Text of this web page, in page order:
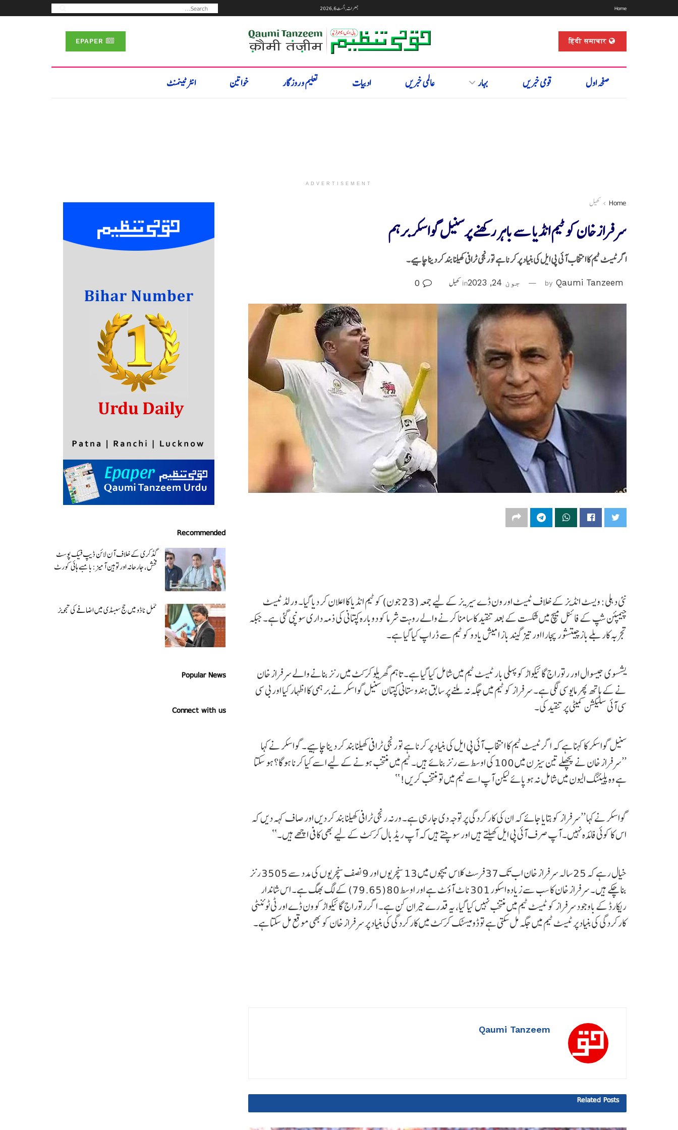
Home جمعرات, اگست 6, 2026
हिंदी समाचार
صفحہ اول قومی خبریں بہار عالمی خبریں ادبیات تعلیم و روزگار خواتین انٹرٹینمنٹ
ADVERTISEMENT
Home کھیل
سرفراز خان کو ٹیم انڈیا سے باہر رکھنے پر سنیل گواسکر برہم
اگر ٹیسٹ ٹیم کا انتخاب آئی پی ایل کی بنیاد پر کرنا ہے تو رنجی ٹرافی کھیلنا بند کر دینا چاہیے۔
by Qaumi Tanzeem جون 24, 2023 in کھیل
نئی دہلی: ویسٹ انڈیز کے خلاف ٹیسٹ اور ون ڈے سیریز کے لیے جمعہ (23 جون) کو ٹیم انڈیا کا اعلان کر دیا گیا۔ ورلڈ ٹیسٹ
چیمپئن شپ کے فائنل میچ میں شکست کے بعد تنقید کا سامنا کرنے والے روہت شرما کو دوبارہ کپتانی کی ذمہ داری سونپی گئی ہے۔ جبکہ
تجربہ کار بلے باز چیتشور پجارا اور تیز گیند باز امیش یادو کو ٹیم سے ڈراپ کیا گیا ہے۔
یشسوی جیسوال اور رتوراج گائیکواڑ کو پہلی بار ٹیسٹ ٹیم میں شامل کیا گیا ہے۔ تاہم گھریلو کرکٹ میں رنز بنانے والے سرفراز خان
نے کے ہاتھ پھر مایوسی لگی ہے۔ سرفراز کو ٹیم میں جگہ نہ ملنے پر سابق ہندوستانی کپتان سنیل گواسکر نے برہمی کا اظہار کیا اور بی سی
سی آئی سلیکشن کمیٹی پر تنقید کی۔
سنیل گواسکر کا کہنا ہے کہ اگر ٹیسٹ ٹیم کا انتخاب آئی پی ایل کی بنیاد پر کرنا ہے تو رنجی ٹرافی کھیلنا بند کر دینا چاہیے۔ گواسکر نے کہا
’’سرفراز خان نے پچھلے تین سیزن میں 100 کی اوسط سے رنز بنائے ہیں۔ ٹیم میں منتخب ہونے کے لیے اسے کیا کرنا ہوگا؟ ہو سکتا
ہے وہ پلیئنگ الیون میں شامل نہ ہو پائے لیکن آپ اسے ٹیم میں تو منتخب کریں!‘‘
گواسکر نے کہا ’’سرفراز کو بتایا جائے کہ ان کی کارکردگی پر توجہ دی جا رہی ہے۔ ورنہ رنجی ٹرافی کھیلنا بند کر دیں اور صاف کہہ دیں کہ
اس کا کوئی فائدہ نہیں۔ آپ صرف آئی پی ایل کھیلتے ہیں اور سوچتے ہیں کہ آپ ریڈ بال کرکٹ کے لیے بھی کافی اچھے ہیں۔‘‘
خیال رہے کہ 25 سالہ سرفراز خان اب تک 37 فرسٹ کلاس میچوں میں 13 سنچریوں اور 9 نصف سنچریوں کی مدد سے 3505 رنز
بنا چکے ہیں۔ سرفراز خان کا سب سے زیادہ اسکور 301 ناٹ آؤٹ ہے اور اوسط 80 (79.65) کے لگ بھگ ہے۔ اس شاندار
ریکارڈ کے باوجود سرفراز کو ٹیسٹ ٹیم میں منتخب نہیں کیا گیا، یہ قدرے حیران کن ہے۔ اگر رتوراج گائیکواڑ کو ون ڈے اور ٹی ٹوئنٹی
کارکردگی کی بنیاد پر ٹیسٹ ٹیم میں جگہ مل سکتی ہے تو ڈومیسٹک کرکٹ میں کارکردگی کی بنیاد پر سرفراز خان کو بھی موقع مل سکتا ہے۔
Qaumi Tanzeem
Related Posts
Recommended
گڈکری کے خلاف آن لائن ڈیپ فیک پوسٹ
فحش، جارحانہ اور توہین آمیز:بامبے ہائی کورٹ
تمل ناڈو میں حج سبسڈی میں اضافے کی تجویز
Popular News
Connect with us